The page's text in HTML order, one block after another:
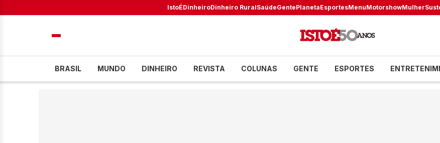
IstoÉDinheiroDinheiro RuralSaúdeGentePlanetaEsportesMenuMotorshowMulher
BRASIL MUNDO DINHEIRO REVISTA COLUNAS GENTE ESPORTES